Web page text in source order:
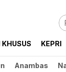
KHUSUS KEPRI
Anambas